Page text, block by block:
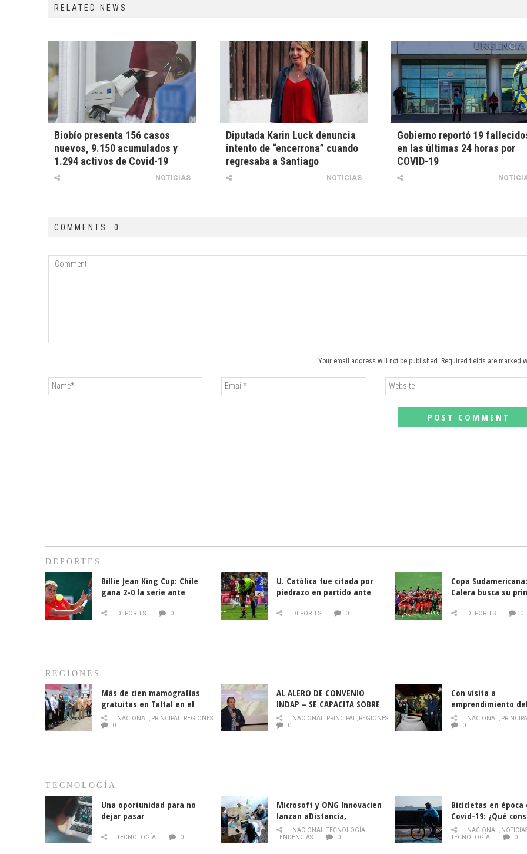
RELATED NEWS
Biobío presenta 156 casos
nuevos, 9.150 acumulados y
1.294 activos de Covid-19
NOTICIAS
Diputada Karin Luck denuncia
intento de “encerrona” cuando
regresaba a Santiago
NOTICIAS
Gobierno reportó 19
en las últimas 24 horas por
COVID-19
COMMENTS: 0
Your email address will not be published. Required fields are marked
DEPORTES
Billie Jean King Cup: Chile
gana 2-0 la serie ante
DEPORTES 0
U. Católica fue citada por
piedrazo en partido ante
DEPORTES 0
Copa
Calera busca su
DEPORTES 0
REGIONES
Más de cien mamografías
gratuitas en Taltal en el
mes de la prevención del
cáncer de mama
NACIONAL, PRINCIPAL, REGIONES
0
AL ALERO DE CONVENIO
INDAP – SE CAPACITA SOBRE
PLAGA DROSOPHILA SUZUKII
NACIONAL, PRINCIPAL, REGIONES
0
Con visita a
emprendimiento
y llamado al
historia campesina
NACIONAL,
0
TECNOLOGÍA
Una oportunidad para no
dejar pasar
TECNOLOGÍA 0
Microsoft y ONG Innovacien
lanzan aDistancia,
plataforma con cursos
gratuitos online sobre
NACIONAL,TECNOLOGÍA,
TENDENCIAS
0
Bicicletas en época
Covid-19: ¿Qué
momento de
NACIONAL,
TECNOLOGÍA
0